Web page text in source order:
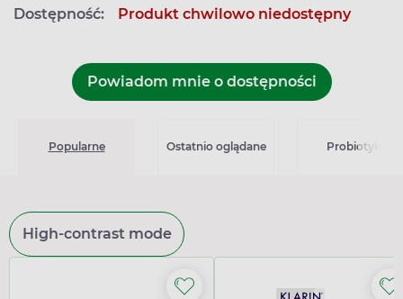
Dostępność: Produkt chwilowo niedostępny
Powiadom mnie o dostępności
Popularne Ostatnio oglądane Probiotyki
High-contrast mode